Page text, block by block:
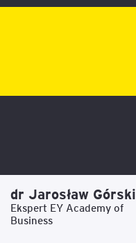
dr Jarosław Górski
Ekspert EY Academy of
Business